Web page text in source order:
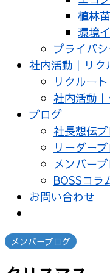
植林
環境
プライバ
社内活動｜リク
リクルート
社内活動
ブログ
社長想伝
リーダー
メンバー
BOSSコラ
お問い合わせ
メンバーブログ